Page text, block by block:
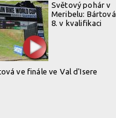
Světový pohár v
Meribelu: Bártová
8. v kvalifikaci
ve finále ve Val d'Isere